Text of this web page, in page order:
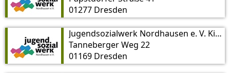
01277 Dresden
Jugendsozialwerk Nordhausen e. V. Kinder-, Jugend- und Familienzentrum Dresden
Tanneberger Weg 22
01169 Dresden